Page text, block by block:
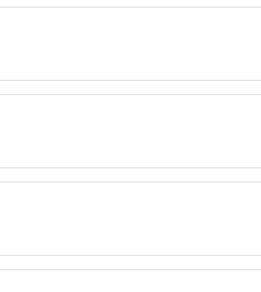
V106 SHARP 加湿
スター イオン 花粉 カ
ビ 集じん 消臭 脱臭
出典：ふる
【ふるさと納
類乾燥機除湿
プレッサー式
スオーヤマ 7L
15畳 コンプ
静音 除湿. 乾
干し 洗濯物
パクト パワ
運転 切タイ
品 おすすめ